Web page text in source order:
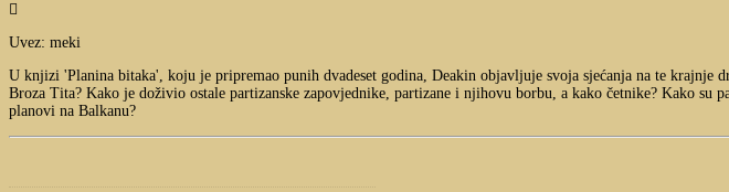

Uvez: meki
U knjizi 'Planina bitaka', koju je pripremao punih dvadeset godina, Deakin objavljuje svoja sjećanja na te
Broza Tita? Kako je doživio ostale partizanske zapovjednike, partizane i njihovu borbu, a kako četnike? Kako
planovi na Balkanu?